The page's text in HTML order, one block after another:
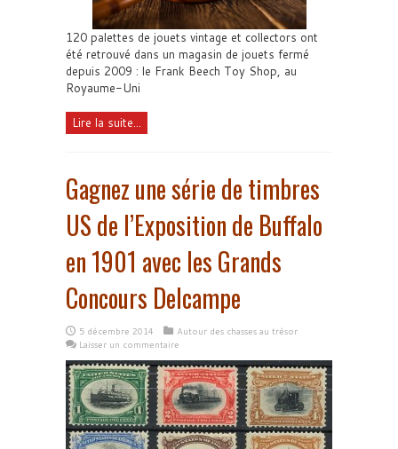
120 palettes de jouets vintage et collectors ont
été retrouvé dans un magasin de jouets fermé
depuis 2009 : le Frank Beech Toy Shop, au
Royaume-Uni
Lire la suite...
Gagnez une série de timbres
US de l’Exposition de Buffalo
en 1901 avec les Grands
Concours Delcampe
5 décembre 2014
Autour des chasses au trésor
Laisser un commentaire